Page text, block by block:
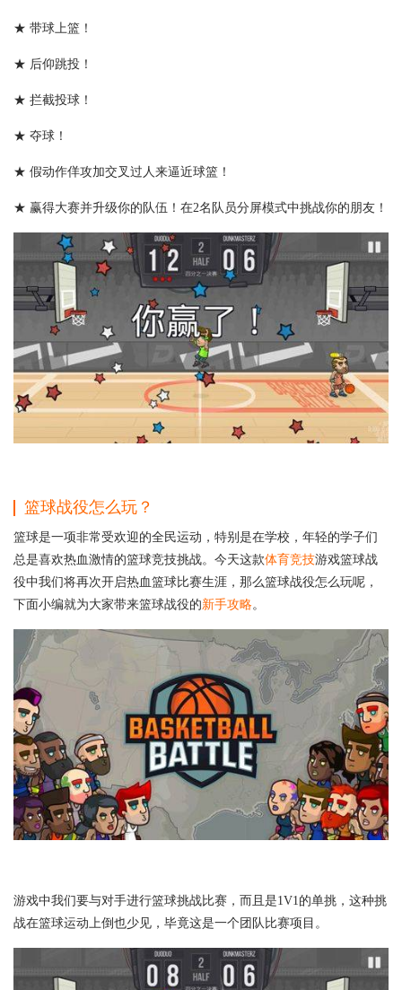
★ 带球上篮！
★ 后仰跳投！
★ 拦截投球！
★ 夺球！
★ 假动作佯攻加交叉过人来逼近球篮！
★ 赢得大赛并升级你的队伍！在2名队员分屏模式中挑战你的朋友！
篮球战役怎么玩？
篮球是一项非常受欢迎的全民运动，特别是在学校，年轻的学子们
总是喜欢热血激情的篮球竞技挑战。今天这款体育竞技游戏篮球战
役中我们将再次开启热血篮球比赛生涯，那么篮球战役怎么玩呢，
下面小编就为大家带来篮球战役的新手攻略。
游戏中我们要与对手进行篮球挑战比赛，而且是1V1的单挑，这种挑
战在篮球运动上倒也少见，毕竟这是一个团队比赛项目。